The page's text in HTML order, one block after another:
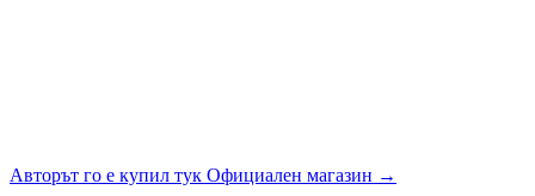
Авторът го е купил тук Официален магазин →